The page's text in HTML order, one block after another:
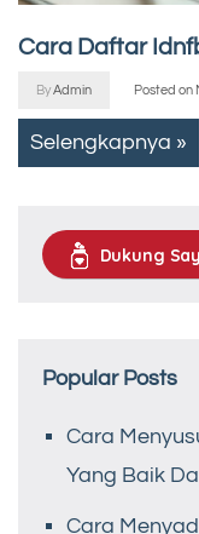
Cara Daftar
ByAdmin Posted on
Selengkapnya »
Dukung
Popular Posts
Cara
Yang Baik
Cara